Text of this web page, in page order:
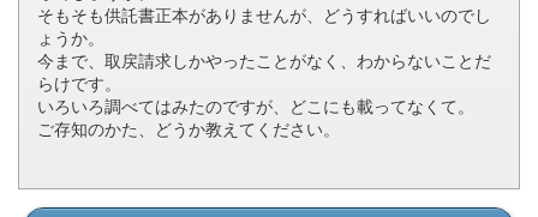
そもそも供託書正本がありませんが、どうすればいいのでし
ょうか。
今まで、取戻請求しかやったことがなく、わからないことだ
らけです。
いろいろ調べてはみたのですが、どこにも載ってなくて。
ご存知のかた、どうか教えてください。